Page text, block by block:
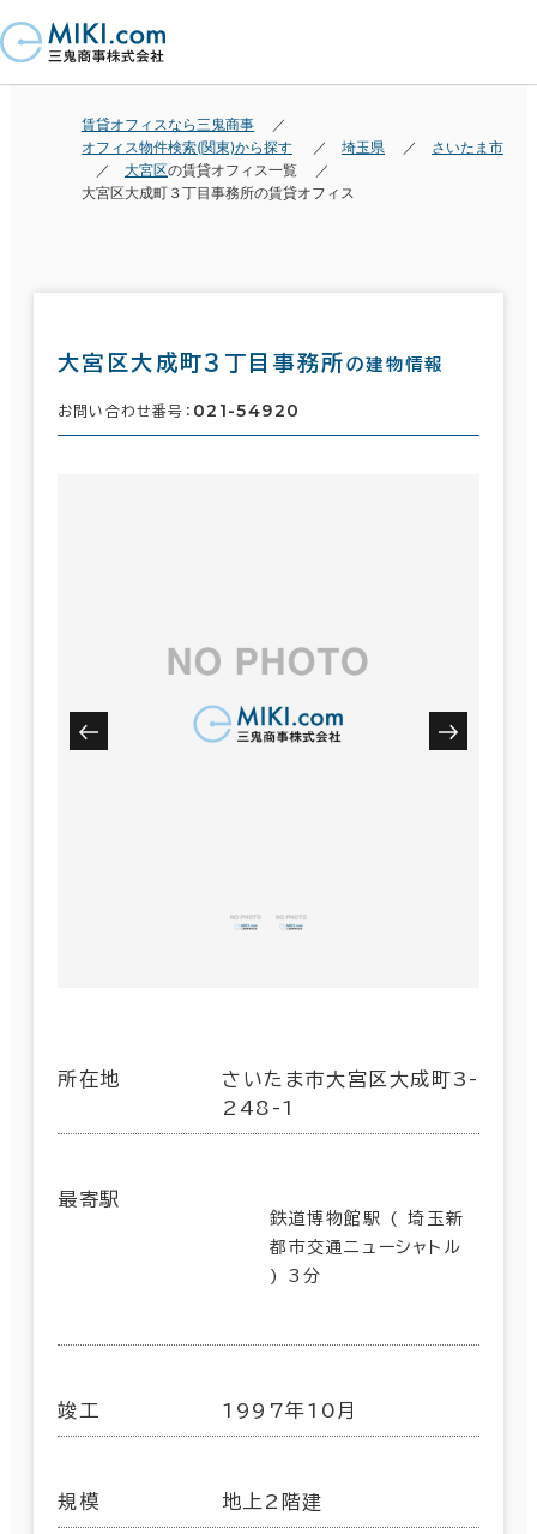
賃貸オフィスなら三鬼商事
オフィス物件検索(関東)から探す
埼玉県
さいたま市
大宮区の賃貸オフィス一覧
大宮区大成町３丁目事務所の賃貸オフィス
大宮区大成町３丁目事務所 の建物情報
お問い合わせ番号： 021-54920
所在地
さいたま市大宮区大成町3-
248-1
最寄駅
鉄道博物館駅 ( 埼玉新
都市交通ニューシャトル
) 3分
竣工 1997年10月
規模 地上2階建